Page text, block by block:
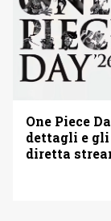
One Piece
dettagli e
diretta